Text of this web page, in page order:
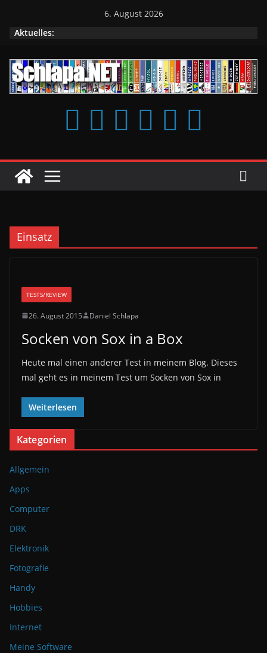
6. August 2026
Aktuelles:
Einsatz
TESTS/REVIEW
26. August 2015 Daniel Schlapa
Socken von Sox in a Box
Heute mal einen anderer Test in meinem Blog. Dieses
mal geht es in meinem Test um Socken von Sox in
Weiterlesen
Kategorien
Allgemein
Apps
Computer
DRK
Elektronik
Fotografie
Handy
Hobbies
Internet
Meine Software